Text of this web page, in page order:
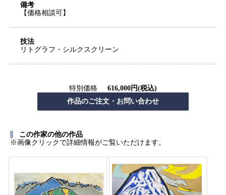
備考
【価格相談可】
技法
リトグラフ・シルクスクリーン
特別価格 616,000円(税込)
この作家の他の作品
※画像クリックで詳細情報がご覧いただけます。